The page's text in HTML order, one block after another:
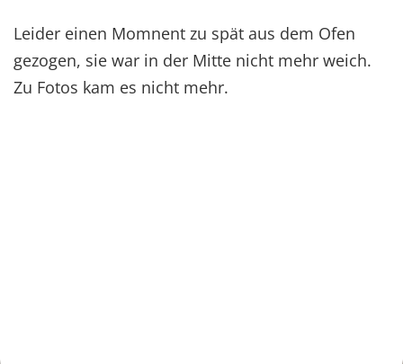
Leider einen Momnent zu spät aus dem Ofen
gezogen, sie war in der Mitte nicht mehr weich.
Zu Fotos kam es nicht mehr.